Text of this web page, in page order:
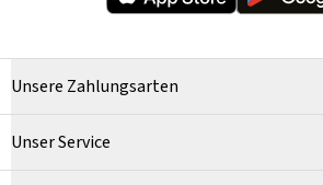
Unsere Zahlungsarten
Unser Service